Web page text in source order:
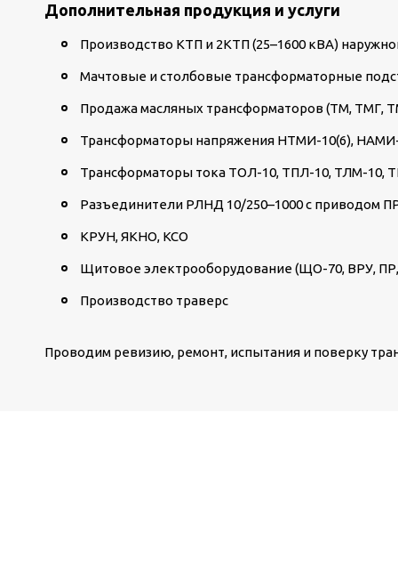
Дополнительная продукция и услуги
Производство КТП и 2КТП (25–1600 кВА)
Мачтовые и столбовые трансформаторные
Продажа масляных трансформаторов (ТМ, ТМГ,
Трансформаторы напряжения НТМИ-10(6),
Трансформаторы тока ТОЛ-10, ТПЛ-10, ТЛМ-10,
Разъединители РЛНД 10/250–1000 с приводом
КРУН, ЯКНО, КСО
Щитовое электрооборудование (ЩО-70, ВРУ,
Производство траверс
Проводим ревизию, ремонт, испытания и поверку